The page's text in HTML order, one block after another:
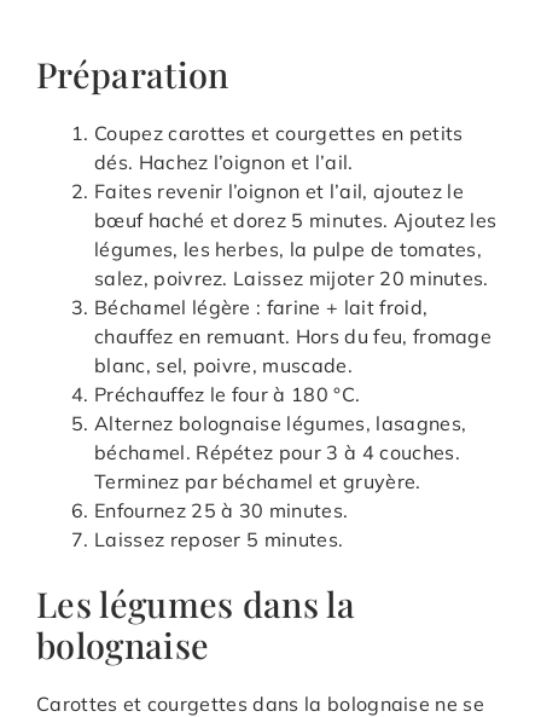
Préparation
Coupez carottes et courgettes en petits
dés. Hachez l’oignon et l’ail.
Faites revenir l’oignon et l’ail, ajoutez le
bœuf haché et dorez 5 minutes. Ajoutez les
légumes, les herbes, la pulpe de tomates,
salez, poivrez. Laissez mijoter 20 minutes.
Béchamel légère : farine + lait froid,
chauffez en remuant. Hors du feu, fromage
blanc, sel, poivre, muscade.
Préchauffez le four à 180 °C.
Alternez bolognaise légumes, lasagnes,
béchamel. Répétez pour 3 à 4 couches.
Terminez par béchamel et gruyère.
Enfournez 25 à 30 minutes.
Laissez reposer 5 minutes.
Les légumes dans la
bolognaise
Carottes et courgettes dans la bolognaise ne se